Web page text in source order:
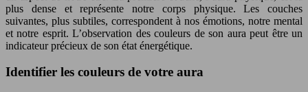
plus dense et représente notre corps physique. Les couches
suivantes, plus subtiles, correspondent à nos émotions, notre mental
et notre esprit. L’observation des couleurs de son aura peut être un
indicateur précieux de son état énergétique.
Identifier les couleurs de votre aura